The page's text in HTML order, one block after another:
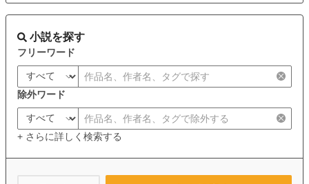
小説を探す
フリーワード
除外ワード
+ さらに詳しく検索する